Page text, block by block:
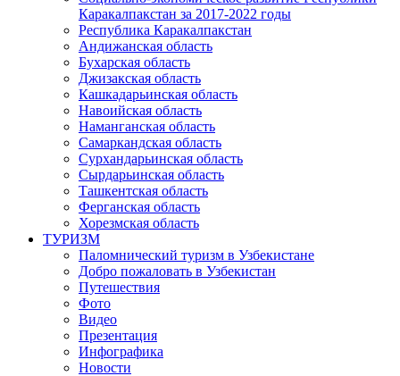
Каракалпакстан за 2017-2022 годы
Республика Каракалпакстан
Андижанская область
Бухарская область
Джизакская область
Кашкадарьинская область
Навоийская область
Наманганская область
Самаркандская область
Сурхандарьинская область
Сырдарьинская область
Ташкентская область
Ферганская область
Хорезмская область
ТУРИЗМ
Паломнический туризм в Узбекистане
Добро пожаловать в Узбекистан
Путешествия
Фото
Видео
Презентация
Инфографика
Новости